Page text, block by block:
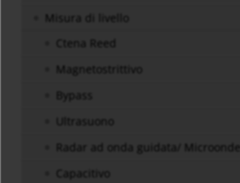
Misura di livello
Ctena Reed
Magnetostrittivo
Bypass
Ultrasuono
Radar ad onda guidata/ Microonde
Capacitivo